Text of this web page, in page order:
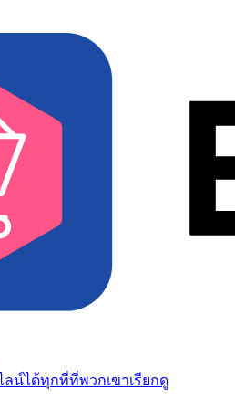
น์ได้ทุกที่ที่พวกเขาเรียกดู